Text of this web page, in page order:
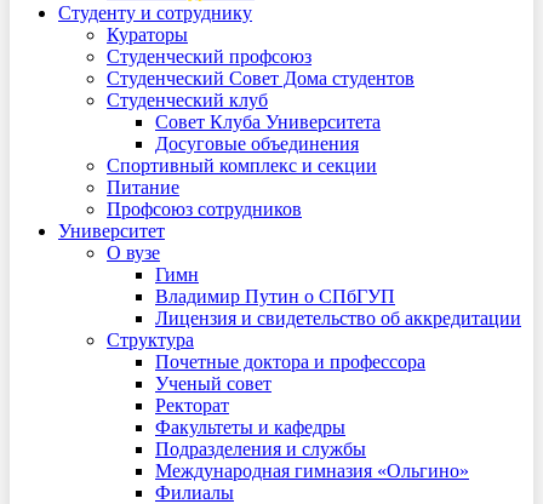
Студенту и сотруднику
Кураторы
Студенческий профсоюз
Студенческий Совет Дома студентов
Студенческий клуб
Совет Клуба Университета
Досуговые объединения
Спортивный комплекс и секции
Питание
Профсоюз сотрудников
Университет
О вузе
Гимн
Владимир Путин о СПбГУП
Лицензия и свидетельство об аккредитации
Структура
Почетные доктора и профессора
Ученый совет
Ректорат
Факультеты и кафедры
Подразделения и службы
Международная гимназия «Ольгино»
Филиалы